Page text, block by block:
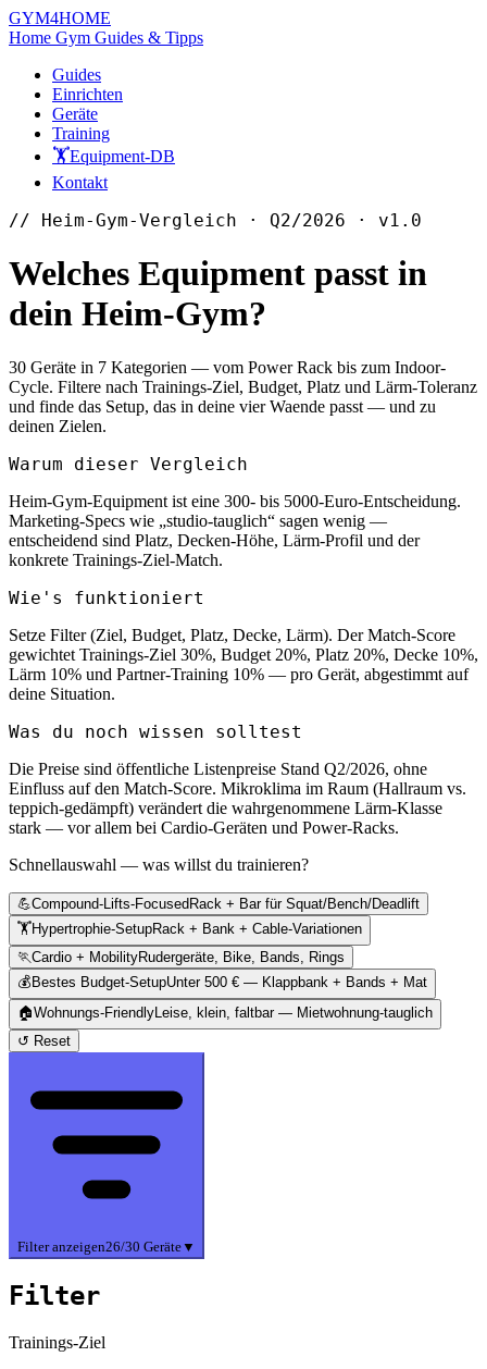
GYM4HOME
Home Gym Guides & Tipps
Guides
Einrichten
Geräte
Training
🏋️Equipment-DB
Kontakt
// Heim-Gym-Vergleich · Q2/2026 · v1.0
Welches Equipment passt in
dein Heim-Gym?
30 Geräte in 7 Kategorien — vom Power Rack bis zum Indoor-
Cycle. Filtere nach Trainings-Ziel, Budget, Platz und Lärm-Toleranz
und finde das Setup, das in deine vier Waende passt — und zu
deinen Zielen.
Warum dieser Vergleich
Heim-Gym-Equipment ist eine 300- bis 5000-Euro-Entscheidung.
Marketing-Specs wie „studio-tauglich“ sagen wenig —
entscheidend sind Platz, Decken-Höhe, Lärm-Profil und der
konkrete Trainings-Ziel-Match.
Wie's funktioniert
Setze Filter (Ziel, Budget, Platz, Decke, Lärm). Der Match-Score
gewichtet Trainings-Ziel 30%, Budget 20%, Platz 20%, Decke 10%,
Lärm 10% und Partner-Training 10% — pro Gerät, abgestimmt auf
deine Situation.
Was du noch wissen solltest
Die Preise sind öffentliche Listenpreise Stand Q2/2026, ohne
Einfluss auf den Match-Score. Mikroklima im Raum (Hallraum vs.
teppich-gedämpft) verändert die wahrgenommene Lärm-Klasse
stark — vor allem bei Cardio-Geräten und Power-Racks.
Schnellauswahl — was willst du trainieren?
💪Compound-Lifts-Focused Rack + Bar für Squat/Bench/Deadlift
🏋️Hypertrophie-SetupRack + Bank + Cable-Variationen
🏃Cardio + MobilityRudergeräte, Bike, Bands, Rings
💰 Bestes Budget-SetupUnter 500 € — Klappbank + Bands + Mat
🏠Wohnungs-Friendly Leise, klein, faltbar — Mietwohnung-tauglich
↺ Reset
Filter anzeigen26/30 Geräte▼
Filter
Trainings-Ziel